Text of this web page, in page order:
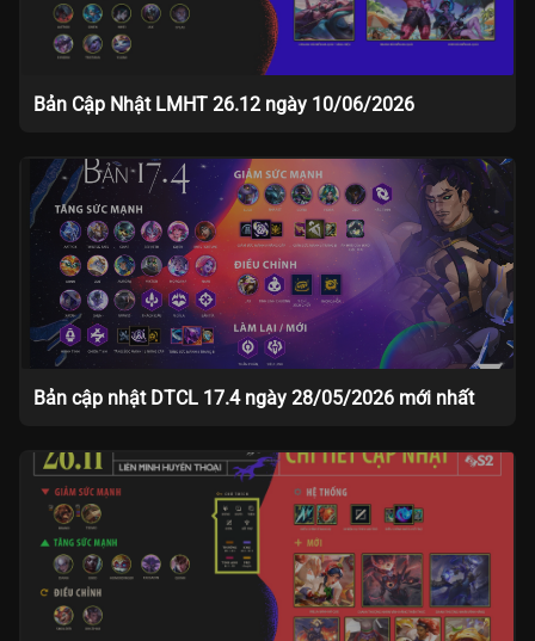
Bản Cập Nhật LMHT 26.12 ngày 10/06/2026
Bản cập nhật DTCL 17.4 ngày 28/05/2026 mới nhất